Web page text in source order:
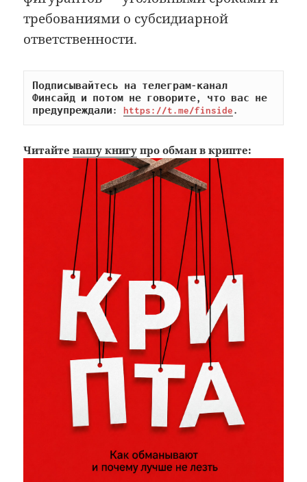
требованиями о субсидиарной
ответственности.
Подписывайтесь на телеграм-канал
Финсайд и потом не говорите, что вас не
предупреждали: https://t.me/finside.
Читайтенашу книгу про обман в крипте: